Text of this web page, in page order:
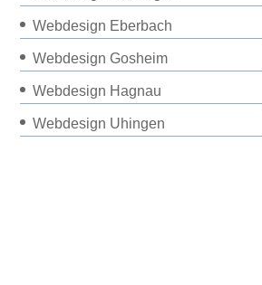
Webdesign Eberbach
Webdesign Gosheim
Webdesign Hagnau
Webdesign Uhingen